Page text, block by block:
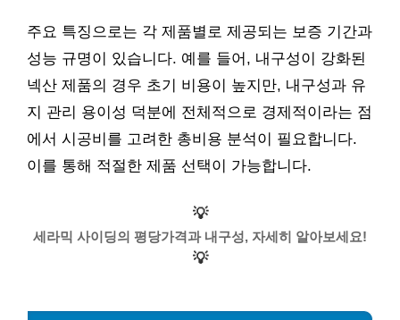
주요 특징으로는 각 제품별로 제공되는 보증 기간과
성능 규명이 있습니다. 예를 들어, 내구성이 강화된
넥산 제품의 경우 초기 비용이 높지만, 내구성과 유
지 관리 용이성 덕분에 전체적으로 경제적이라는 점
에서 시공비를 고려한 총비용 분석이 필요합니다.
이를 통해 적절한 제품 선택이 가능합니다.
💡
세라믹 사이딩의 평당가격과 내구성, 자세히 알아보세요!
💡